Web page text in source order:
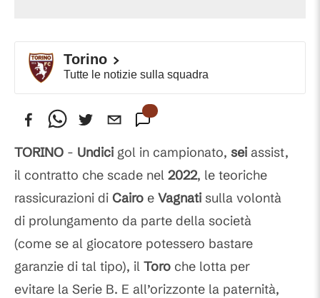
Torino
Tutte le notizie sulla squadra
TORINO - Undici gol in campionato, sei assist,
il contratto che scade nel 2022, le teoriche
rassicurazioni di Cairo e Vagnati sulla volontà
di prolungamento da parte della società
(come se al giocatore potessero bastare
garanzie di tal tipo), il Toro che lotta per
evitare la Serie B. E all’orizzonte la paternità,